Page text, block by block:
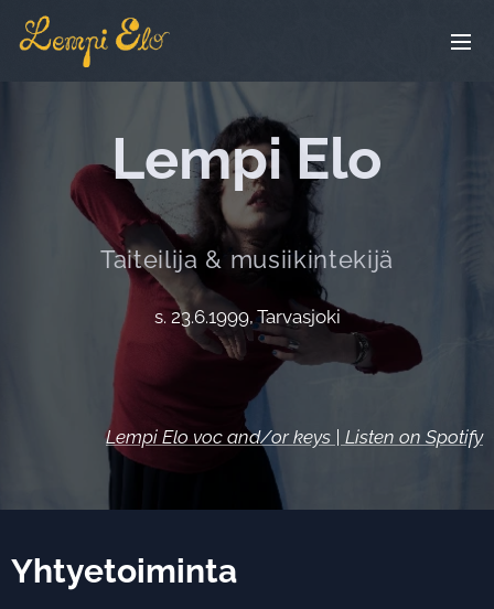
Lempi Elo
Taiteilija & musiikintekijä
s. 23.6.1999, Tarvasjoki
Lempi Elo voc and/or keys | Listen on Spotify
Yhtyetoiminta